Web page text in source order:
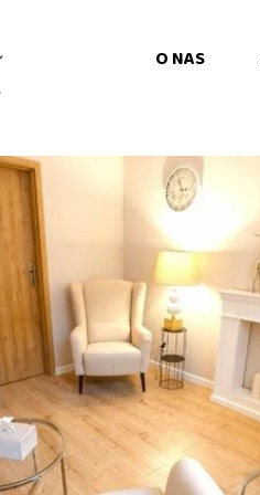
O NAS